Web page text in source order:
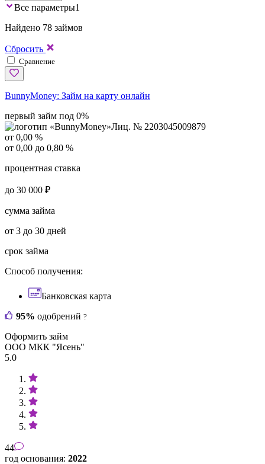
Все параметры1
Найдено 78 займов
Сбросить
Сравнение
BunnyMoney: Займ на карту онлайн
первый займ под 0%
Лиц. № 2203045009879
от 0,00 %
от 0,00 до 0,80 %
процентная ставка
до 30 000 ₽
сумма займа
от 3 до 30 дней
срок займа
Способ получения:
Банковская карта
95% одобрений ?
Оформить займ
ООО МКК "Ясень"
5.0
44
год основания: 2022